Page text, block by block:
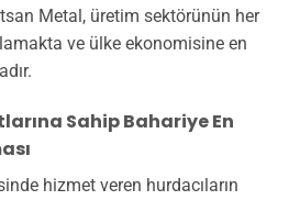
Metal, üretim sektörünün her
ve ülke ekonomisine en
Sahip Bahariye En
hizmet veren hurdacıların